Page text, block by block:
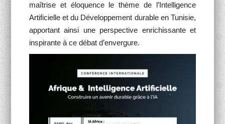
maîtrise et éloquence le thème de l’Intelligence
Artificielle et du Développement durable en Tunisie,
apportant ainsi une perspective enrichissante et
inspirante à ce débat d’envergure.